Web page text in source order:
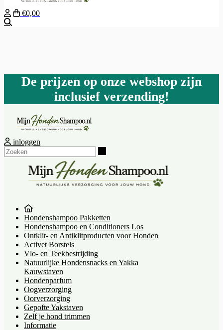
€0,00
De prijzen op onze webshop zijn
inclusief verzending!
inloggen
Hondenshampoo Pakketten
Hondenshampoo en Conditioners Los
Ontklit- en Antiklitproducten voor Honden
Activet Borstels
Vlo- en Teekbestrijding
Natuurlijke Hondensnacks en Yakka
Kauwstaven
Hondenparfum
Oogverzorging
Oorverzorging
Gepofte Yakstaven
Zelf je hond trimmen
Informatie